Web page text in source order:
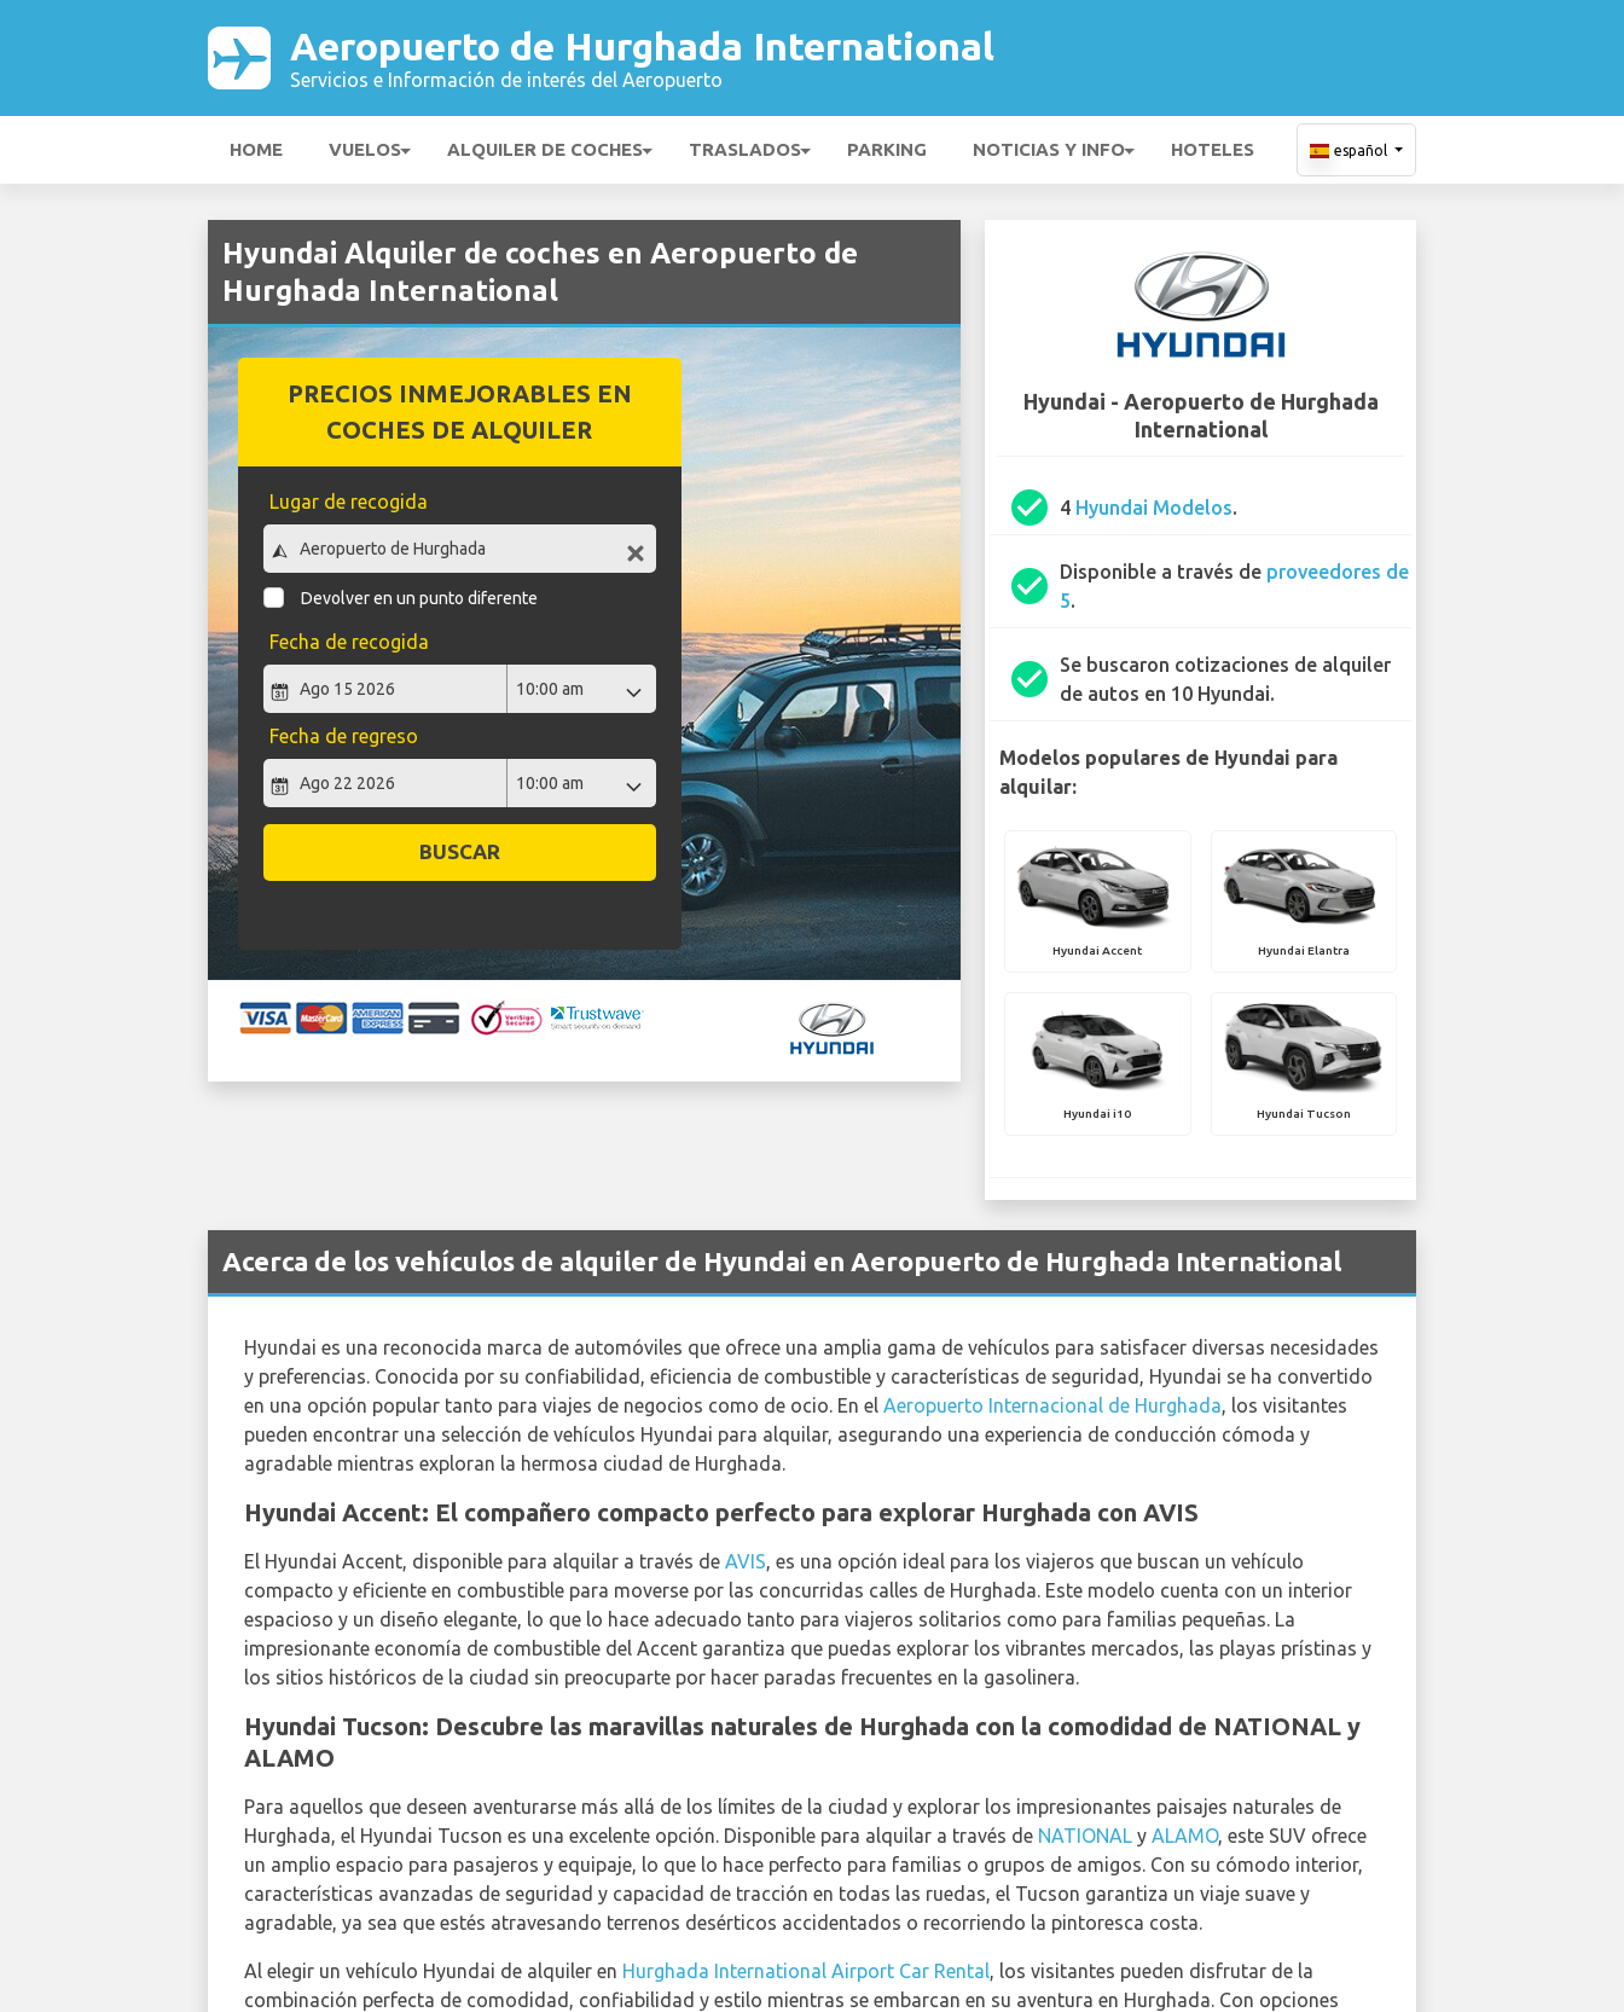
Aeropuerto de Hurghada International
Servicios e Información de interés del Aeropuerto
HOME VUELOS ALQUILER DE COCHES TRASLADOS PARKING NOTICIAS Y INFO HOTELES español
Hyundai Alquiler de coches en Aeropuerto de
Hurghada International
PRECIOS INMEJORABLES EN
COCHES DE ALQUILER
Lugar de recogida
Devolver en un punto diferente
Fecha de recogida
Fecha de regreso
BUSCAR
Hyundai - Aeropuerto de Hurghada
International
check_circle 4 Hyundai Modelos.
check_circle Disponible a través de proveedores de
5.
check_circle
Se buscaron cotizaciones de alquiler
de autos en 10 Hyundai.
Modelos populares de Hyundai para
alquilar:
Hyundai Accent Hyundai Elantra
Hyundai i10 Hyundai Tucson
Acerca de los vehículos de alquiler de Hyundai en Aeropuerto de Hurghada International
Hyundai es una reconocida marca de automóviles que ofrece una amplia gama de vehículos para satisfacer diversas necesidades
y preferencias. Conocida por su confiabilidad, eficiencia de combustible y características de seguridad, Hyundai se ha convertido
en una opción popular tanto para viajes de negocios como de ocio. En el Aeropuerto Internacional de Hurghada, los visitantes
pueden encontrar una selección de vehículos Hyundai para alquilar, asegurando una experiencia de conducción cómoda y
agradable mientras exploran la hermosa ciudad de Hurghada.
Hyundai Accent: El compañero compacto perfecto para explorar Hurghada con AVIS
El Hyundai Accent, disponible para alquilar a través de AVIS, es una opción ideal para los viajeros que buscan un vehículo
compacto y eficiente en combustible para moverse por las concurridas calles de Hurghada. Este modelo cuenta con un interior
espacioso y un diseño elegante, lo que lo hace adecuado tanto para viajeros solitarios como para familias pequeñas. La
impresionante economía de combustible del Accent garantiza que puedas explorar los vibrantes mercados, las playas prístinas y
los sitios históricos de la ciudad sin preocuparte por hacer paradas frecuentes en la gasolinera.
Hyundai Tucson: Descubre las maravillas naturales de Hurghada con la comodidad de NATIONAL y
ALAMO
Para aquellos que deseen aventurarse más allá de los límites de la ciudad y explorar los impresionantes paisajes naturales de
Hurghada, el Hyundai Tucson es una excelente opción. Disponible para alquilar a través de NATIONAL y ALAMO, este SUV ofrece
un amplio espacio para pasajeros y equipaje, lo que lo hace perfecto para familias o grupos de amigos. Con su cómodo interior,
características avanzadas de seguridad y capacidad de tracción en todas las ruedas, el Tucson garantiza un viaje suave y
agradable, ya sea que estés atravesando terrenos desérticos accidentados o recorriendo la pintoresca costa.
Al elegir un vehículo Hyundai de alquiler en Hurghada International Airport Car Rental, los visitantes pueden disfrutar de la
combinación perfecta de comodidad, confiabilidad y estilo mientras se embarcan en su aventura en Hurghada. Con opciones